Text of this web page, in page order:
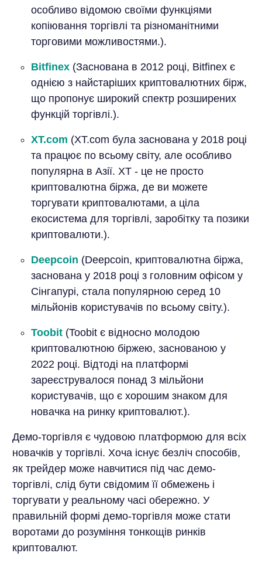
особливо відомою своїми функціями
копіювання торгівлі та різноманітними
торговими можливостями.).
Bitfinex(Заснована в 2012 році, Bitfinex є
однією з найстаріших криптовалютних бірж,
що пропонує широкий спектр розширених
функцій торгівлі.).
XT.com (XT.com була заснована у 2018 році
та працює по всьому світу, але особливо
популярна в Азії. XT - це не просто
криптовалютна біржа, де ви можете
торгувати криптовалютами, а ціла
екосистема для торгівлі, заробітку та позики
криптовалюти.).
Deepcoin (Deepcoin, криптовалютна біржа,
заснована у 2018 році з головним офісом у
Сінгапурі, стала популярною серед 10
мільйонів користувачів по всьому світу.).
Toobit(Toobit є відносно молодою
криптовалютною біржею, заснованою у
2022 році. Відтоді на платформі
зареєструвалося понад 3 мільйони
користувачів, що є хорошим знаком для
новачка на ринку криптовалют.).
Демо-торгівля є чудовою платформою для всіх
новачків у торгівлі. Хоча існує безліч способів,
як трейдер може навчитися під час демо-
торгівлі, слід бути свідомим її обмежень і
торгувати у реальному часі обережно. У
правильній формі демо-торгівля може стати
воротами до розуміння тонкощів ринків
криптовалют.